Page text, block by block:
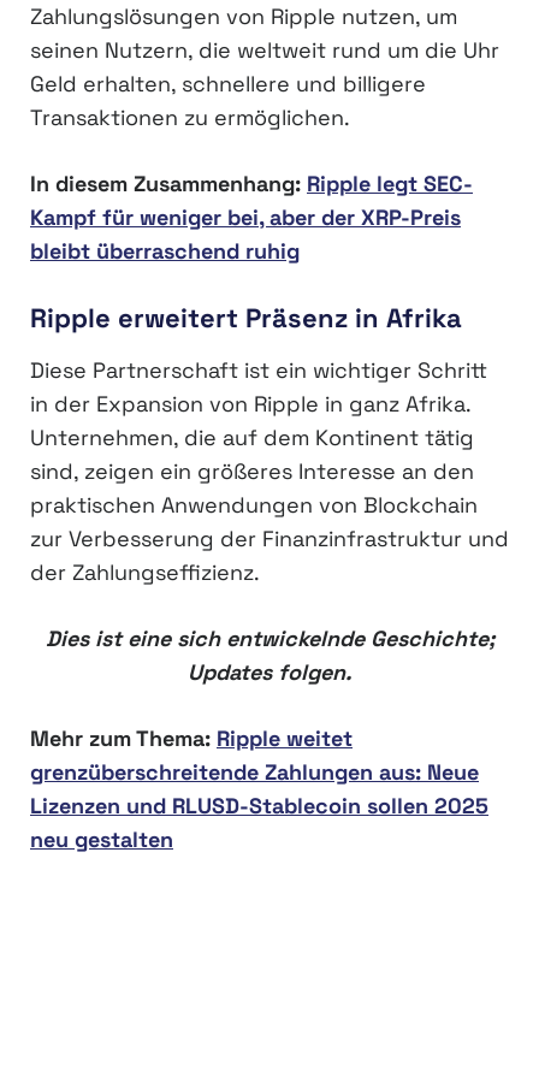
Zahlungslösungen von Ripple nutzen, um
seinen Nutzern, die weltweit rund um die Uhr
Geld erhalten, schnellere und billigere
Transaktionen zu ermöglichen.
In diesem Zusammenhang: Ripple legt SEC-
Kampf für weniger bei, aber der XRP-Preis
bleibt überraschend ruhig
Ripple erweitert Präsenz in Afrika
Diese Partnerschaft ist ein wichtiger Schritt
in der Expansion von Ripple in ganz Afrika.
Unternehmen, die auf dem Kontinent tätig
sind, zeigen ein größeres Interesse an den
praktischen Anwendungen von Blockchain
zur Verbesserung der Finanzinfrastruktur und
der Zahlungseffizienz.
Dies ist eine sich entwickelnde Geschichte;
Updates folgen.
Mehr zum Thema: Ripple weitet
grenzüberschreitende Zahlungen aus: Neue
Lizenzen und RLUSD-Stablecoin sollen 2025
neu gestalten